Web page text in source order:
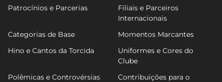
Patrocínios e Parcerias
Filiais e Parceiros
Internacionais
Categorias de Base
Momentos Marcantes
Hino e Cantos da Torcida
Uniformes e Cores do
Clube
Polêmicas e Controvérsias
Contribuições para o